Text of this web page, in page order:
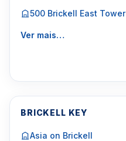
500 Brickell East Tower
Ver mais…
BRICKELL KEY
Asia on Brickell